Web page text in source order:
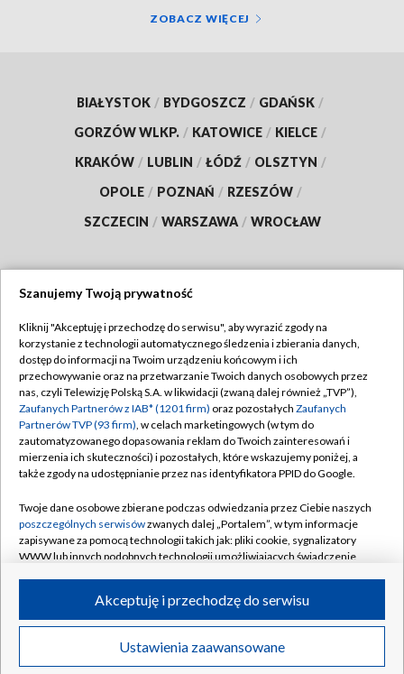
ZOBACZ WIĘCEJ
BIAŁYSTOK / BYDGOSZCZ / GDAŃSK /
GORZÓW WLKP. / KATOWICE / KIELCE /
KRAKÓW / LUBLIN / ŁÓDŹ / OLSZTYN /
OPOLE / POZNAŃ / RZESZÓW /
SZCZECIN / WARSZAWA / WROCŁAW
TVP
Abonament TVP
Emisja w TVP
Centrum informacji TVP
Naziemna Telewizja Cyfrowa
Rada Programowa
System NOS
Informacje o nadawcy
Program dla prasy
Ogłoszenie przetargowe
Regulamin TVP
Polityka prywatności
Moje zgody
Pomoc
Kontakt
Kanały
©2026 Telewizja Polska S.A. w likwidacji
Szanujemy Twoją prywatność
Kliknij "Akceptuję i przechodzę do serwisu", aby wyrazić zgody na
korzystanie z technologii automatycznego śledzenia i zbierania danych,
dostęp do informacji na Twoim urządzeniu końcowym i ich
przechowywanie oraz na przetwarzanie Twoich danych osobowych przez
nas, czyli Telewizję Polską S.A. w likwidacji (zwaną dalej również „TVP”),
Zaufanych Partnerów z IAB* (1201 firm) oraz pozostałych Zaufanych
Partnerów TVP (93 firm), w celach marketingowych (w tym do
zautomatyzowanego dopasowania reklam do Twoich zainteresowań i
mierzenia ich skuteczności) i pozostałych, które wskazujemy poniżej, a
także zgody na udostępnianie przez nas identyfikatora PPID do Google.
Twoje dane osobowe zbierane podczas odwiedzania przez Ciebie naszych
poszczególnych serwisówzwanych dalej „Portalem”, w tym informacje
zapisywane za pomocą technologii takich jak: pliki cookie, sygnalizatory
WWW lub innych podobnych technologii umożliwiających świadczenie
ruchu w Internecie.
Twoje dane osobowe zbierane podczas odwiedzania przez Ciebie
poszczególnych serwisówna Portalu, takie jak adresy IP, identyfikatory
Ustawienia zaawansowane
Akceptuję i przechodzę do serwisu